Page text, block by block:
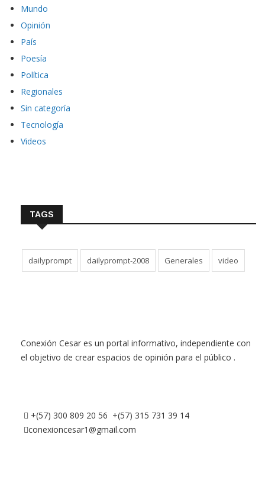
Mundo
Opinión
País
Poesía
Política
Regionales
Sin categoría
Tecnología
Videos
TAGS
dailyprompt dailyprompt-2008 Generales video
Conexión Cesar es un portal informativo, independiente con
el objetivo de crear espacios de opinión para el público .
+(57) 300 809 20 56 +(57) 315 731 39 14
conexioncesar1@gmail.com